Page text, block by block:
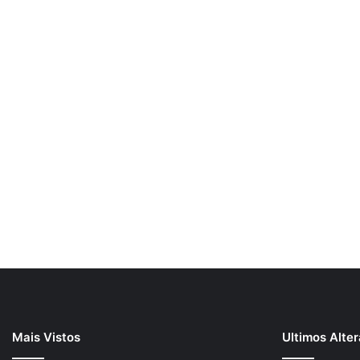
Mais Vistos Ultimos